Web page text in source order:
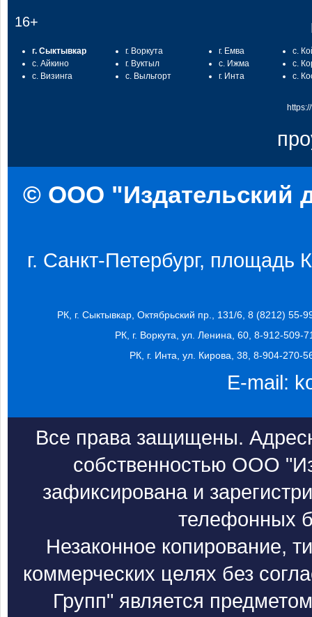
16+
г. Сыктывкар
с. Айкино
с. Визинга
г. Воркута
г. Вуктыл
с. Выльгорт
г. Емва
с. Ижма
г. Инта
с.
с.
с.
© ООО "Издательский
г. Санкт-Петербург, площадь
РК, г. Сыктывкар, Октябрьский пр., 131/6, 8 (8212) 55-
РК, г. Воркута, ул. Ленина, 60, 8-912-509-
РК, г. Инта, ул. Кирова, 38, 8-904-270-
E-mail:
Все права защищены.
собственностью ООО
зафиксирована и
телефонных
Незаконное копирование,
коммерческих целях без
Групп" является